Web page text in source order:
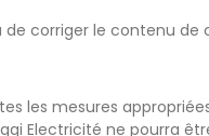
de corriger le contenu
les mesures
Electricité ne pourra